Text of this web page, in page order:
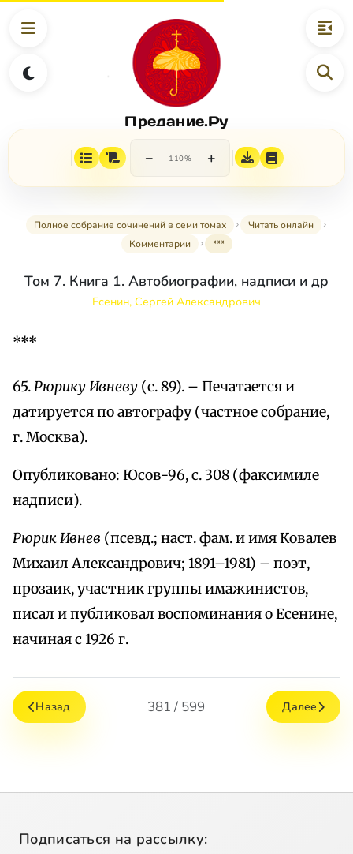
Предание.Ру
− 110% +
Полное собрание сочинений в семи томах
Читать онлайн
Комментарии
***
Том 7. Книга 1. Автобиографии, надписи и др
Есенин, Сергей Александрович
***
65.Рюрику Ивневу (с. 89). – Печатается и
датируется по автографу (частное собрание,
г. Москва).
Опубликовано: Юсов-96, с. 308 (факсимиле
надписи).
Рюрик Ивнев (псевд.; наст. фам. и имя Ковалев
Михаил Александрович; 1891–1981) – поэт,
прозаик, участник группы имажинистов,
писал и публиковал воспоминания о Есенине,
начиная с 1926 г.
Назад 381 / 599 Далее
Подписаться на рассылку: